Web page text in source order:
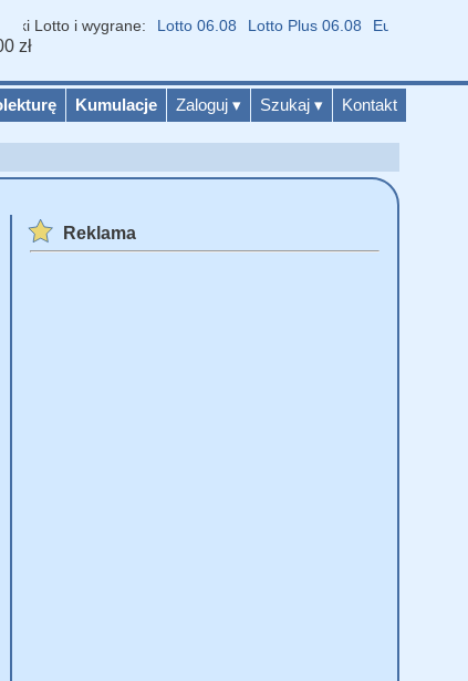
Kumulacje Zaloguj ▾ Szukaj ▾ Kontakt
zł
Lotto i wygrane: Lotto 06.08 Lotto Plus 06.08 Eurojackpot
Reklama